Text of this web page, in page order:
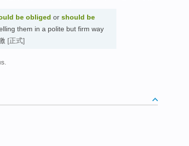
be obliged or should be
them in a polite but firm way
[正式]